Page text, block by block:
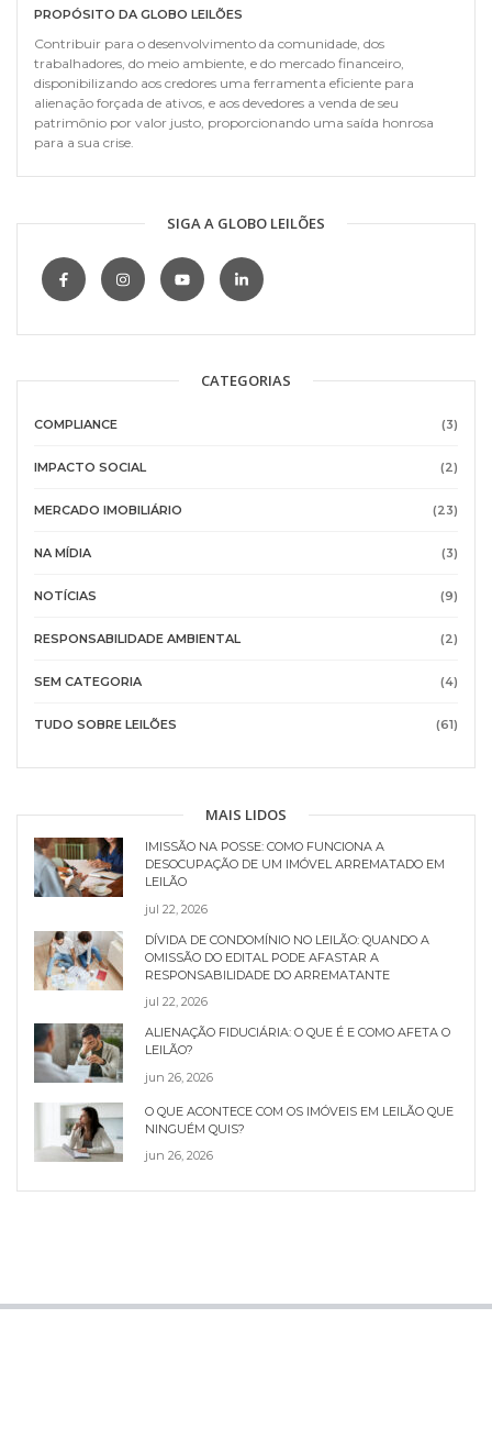
PROPÓSITO DA GLOBO LEILÕES
Contribuir para o desenvolvimento da comunidade, dos
trabalhadores, do meio ambiente, e do mercado financeiro,
disponibilizando aos credores uma ferramenta eficiente para
alienação forçada de ativos, e aos devedores a venda de seu
patrimônio por valor justo, proporcionando uma saída honrosa
para a sua crise.
SIGA A GLOBO LEILÕES
CATEGORIAS
COMPLIANCE (3)
IMPACTO SOCIAL (2)
MERCADO IMOBILIÁRIO (23)
NA MÍDIA (3)
NOTÍCIAS (9)
RESPONSABILIDADE AMBIENTAL (2)
SEM CATEGORIA (4)
TUDO SOBRE LEILÕES (61)
MAIS LIDOS
IMISSÃO NA POSSE: COMO FUNCIONA A
DESOCUPAÇÃO DE UM IMÓVEL ARREMATADO EM
LEILÃO
jul 22, 2026
DÍVIDA DE CONDOMÍNIO NO LEILÃO: QUANDO A
OMISSÃO DO EDITAL PODE AFASTAR A
RESPONSABILIDADE DO ARREMATANTE
jul 22, 2026
ALIENAÇÃO FIDUCIÁRIA: O QUE É E COMO AFETA O
LEILÃO?
jun 26, 2026
O QUE ACONTECE COM OS IMÓVEIS EM LEILÃO QUE
NINGUÉM QUIS?
jun 26, 2026